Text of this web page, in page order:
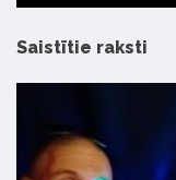
Saistītie raksti